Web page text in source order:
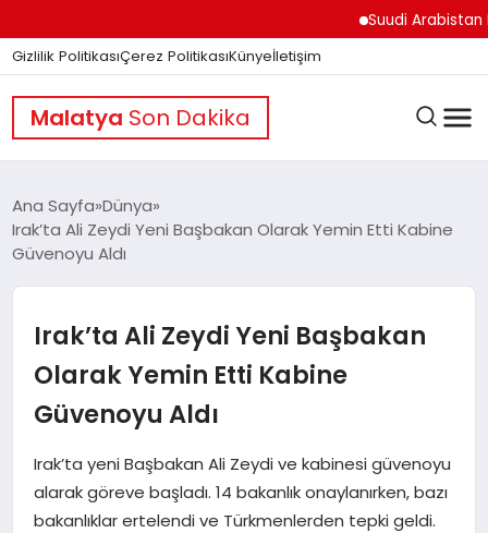
Suudi Arabistan
Gizlilik PolitikasıÇerez PolitikasıKünyeİletişim
Malatya Son Dakika
GÜNDEM
DÜNYA
EĞITIM
EKONOMI
Ana Sayfa Dünya
Irak’ta Ali Zeydi Yeni Başbakan Olarak Yemin Etti Kabine
Güvenoyu Aldı
Irak’ta Ali Zeydi Yeni Başbakan
Olarak Yemin Etti Kabine
Güvenoyu Aldı
Irak’ta yeni Başbakan Ali Zeydi ve kabinesi güvenoyu
alarak göreve başladı. 14 bakanlık onaylanırken, bazı
bakanlıklar ertelendi ve Türkmenlerden tepki geldi.